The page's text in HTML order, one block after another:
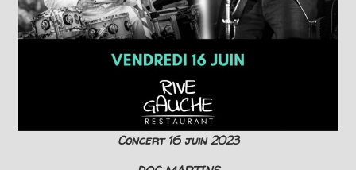
Concert 16 juin 2023